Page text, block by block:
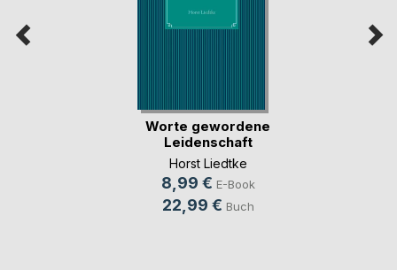
Worte gewordene
Leidenschaft
Horst Liedtke
8,99 € E-Book
22,99 € Buch